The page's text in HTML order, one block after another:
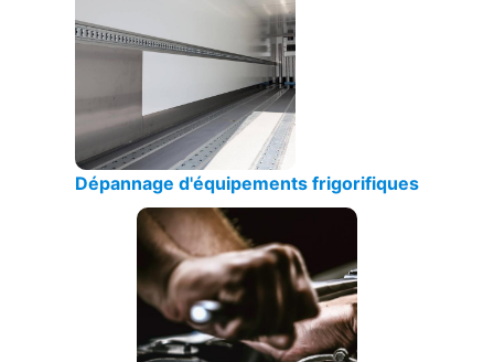
Dépannage d'équipements frigorifiques